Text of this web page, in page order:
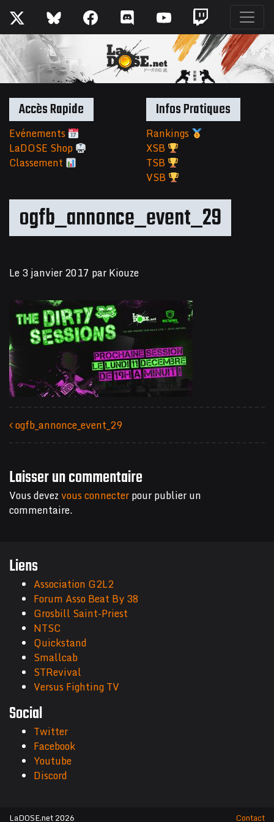
ogfb_annonce_event_29
Le3 janvier 2017 parKiouze
ogfb_annonce_event_29
Laisser un commentaire
Vous devezvous connecterpour publier un
commentaire.
Accès Rapide
Evénements
LaDOSE Shop
Classement
Infos Pratiques
Rankings
XSB
TSB
VSB
Liens
Association G2L2
Forum Asso Beat By 38
Grosbill Saint-Priest
NTSC
Quickstand
Smallcab
STRevival
Versus Fighting TV
Social
Twitter
Facebook
Youtube
Discord
LaDOSE.net 2026 Contact